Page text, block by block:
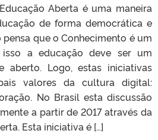
Aberta é uma maneira
de forma democrática e
que o Conhecimento é um
a educação deve ser um
aberto. Logo, estas iniciativas
valores da cultura digital:
No Brasil esta discussão
a partir de 2017 através da
Esta iniciativa é […]